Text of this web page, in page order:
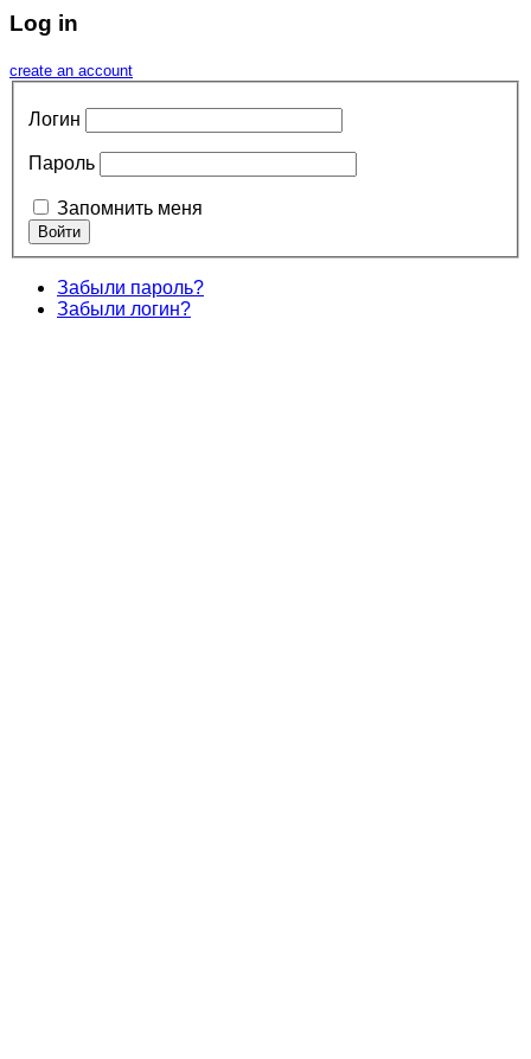
Log in
create an account
Логин
Пароль
Запомнить меня
Забыли пароль?
Забыли логин?